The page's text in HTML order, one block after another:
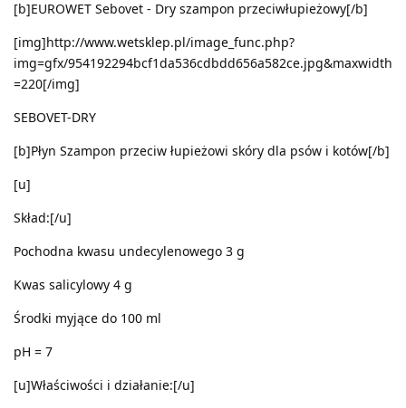
[b]EUROWET Sebovet - Dry szampon przeciwłupieżowy[/b]
[img]http://www.wetsklep.pl/image_func.php?
img=gfx/954192294bcf1da536cdbdd656a582ce.jpg&maxwidth
=220[/img]
SEBOVET-DRY
[b]Płyn Szampon przeciw łupieżowi skóry dla psów i kotów[/b]
[u]
Skład:[/u]
Pochodna kwasu undecylenowego 3 g
Kwas salicylowy 4 g
Środki myjące do 100 ml
pH = 7
[u]Właściwości i działanie:[/u]